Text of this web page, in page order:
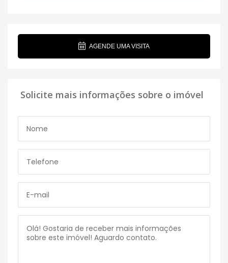
AGENDE UMA VISITA
Solicite mais informações sobre o imóvel